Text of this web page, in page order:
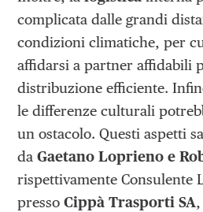
complicata dalle grandi
condizioni climatiche, per
affidarsi a partner affidabili
distribuzione efficiente.
le differenze culturali
un ostacolo. Questi aspetti
daGaetano Loprieno e
rispettivamente Consulente
pressoCippà Trasporti SA